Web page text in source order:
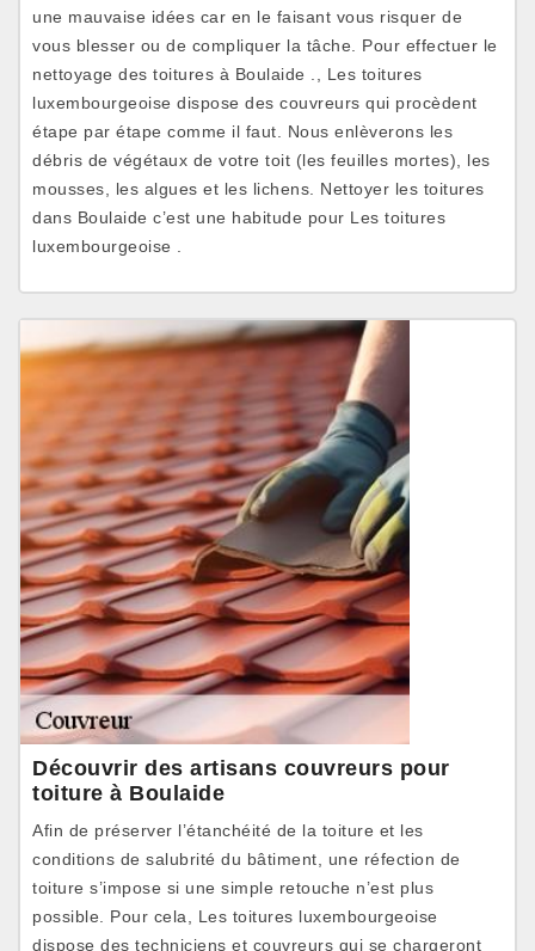
une mauvaise idées car en le faisant vous risquer de
vous blesser ou de compliquer la tâche. Pour effectuer le
nettoyage des toitures à Boulaide ., Les toitures
luxembourgeoise dispose des couvreurs qui procèdent
étape par étape comme il faut. Nous enlèverons les
débris de végétaux de votre toit (les feuilles mortes), les
mousses, les algues et les lichens. Nettoyer les toitures
dans Boulaide c’est une habitude pour Les toitures
luxembourgeoise .
Découvrir des artisans couvreurs pour
toiture à Boulaide
Afin de préserver l’étanchéité de la toiture et les
conditions de salubrité du bâtiment, une réfection de
toiture s’impose si une simple retouche n’est plus
possible. Pour cela, Les toitures luxembourgeoise
dispose des techniciens et couvreurs qui se chargeront